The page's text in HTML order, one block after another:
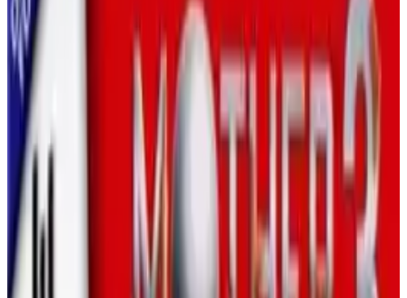
🔗 Код для встраивания
Получите код для встраивания этой игры, чтобы
отобразить ее на своем веб-сайте
КОПИРОВАТЬ КОД ДЛЯ ВСТРАИВАНИЯ
Покемоновское